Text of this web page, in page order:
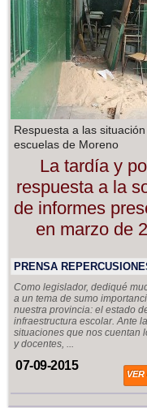
Respuesta a las
escuelas de Moreno
La tardía y
respuesta a la
de informes
en marzo de
PRENSA
Como legislador, dediqué
a un tema de sumo
nuestra provincia: el estado
infraestructura escolar. Ante
situaciones que nos cuentan
y docentes, ...
07-09-2015
VER